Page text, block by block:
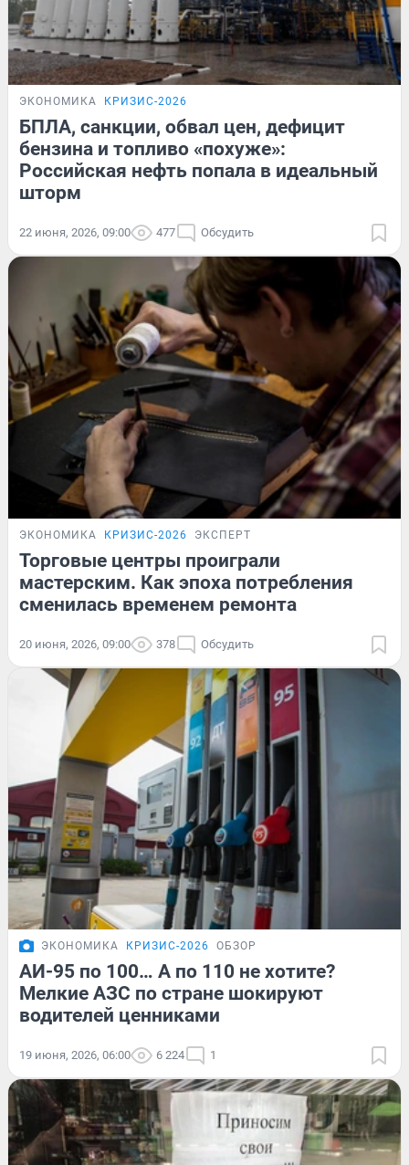
ЭКОНОМИКА КРИЗИС-2026
БПЛА, санкции, обвал цен, дефицит
бензина и топливо «похуже»:
Российская нефть попала в идеальный
шторм
22 июня, 2026, 09:00 477 Обсудить
ЭКОНОМИКА КРИЗИС-2026 ЭКСПЕРТ
Торговые центры проиграли
мастерским. Как эпоха потребления
сменилась временем ремонта
20 июня, 2026, 09:00 378 Обсудить
ЭКОНОМИКА КРИЗИС-2026 ОБЗОР
АИ-95 по 100… А по 110 не хотите?
Мелкие АЗС по стране шокируют
водителей ценниками
19 июня, 2026, 06:00 6 224 1